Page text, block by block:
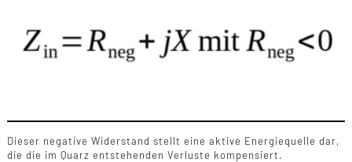
Dieser negative Widerstand stellt eine aktive Energiequelle dar,
die die im Quarz entstehenden Verluste kompensiert.